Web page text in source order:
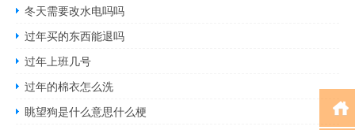
冬天需要改水电吗吗
过年买的东西能退吗
过年上班几号
过年的棉衣怎么洗
眺望狗是什么意思什么梗